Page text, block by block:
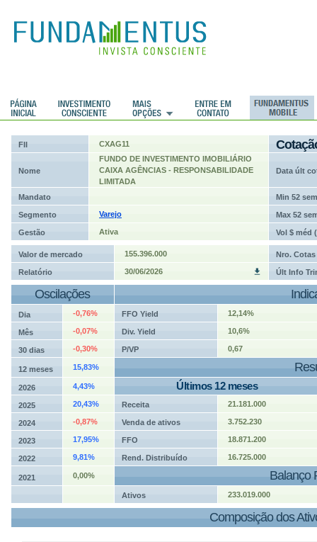
FII CXAG11
Nome
FUNDO DE INVESTIMENTO IMOBILIÁRIO
CAIXA AGÊNCIAS - RESPONSABILIDADE
LIMITADA
Data últ
Mandato Min 52 sem
Segmento Varejo Max 52
Gestão Ativa Vol $ méd
Valor de mercado 155.396.000 Nro. Cotas
Relatório 30/06/2026 Últ Info
Oscilações
Dia -0,76% FFO Yield 12,14%
Mês -0,07% Div. Yield 10,6%
30 dias -0,30% P/VP 0,67
12 meses 15,83%
2026 4,43% Últimos 12 meses
2025 20,43% Receita 21.181.000
2024 -0,87% Venda de ativos 3.752.230
2023 17,95% FFO 18.871.200
2022 9,81% Rend. Distribuído 16.725.000
2021 0,00% Balanço
Ativos 233.019.000
Composição dos